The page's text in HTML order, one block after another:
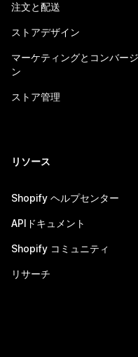
注文と配送
ストアデザイン
マーケティングとコンバー
ン
ストア管理
リソース
Shopify ヘルプセンター
APIドキュメント
Shopify コミュニティ
リサーチ